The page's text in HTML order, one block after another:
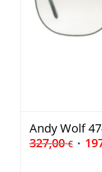
Andy Wolf
327,00€